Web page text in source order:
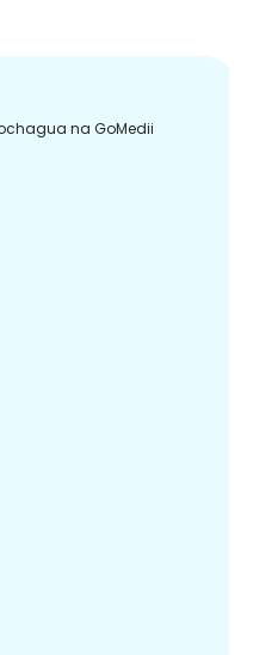
na GoMedii